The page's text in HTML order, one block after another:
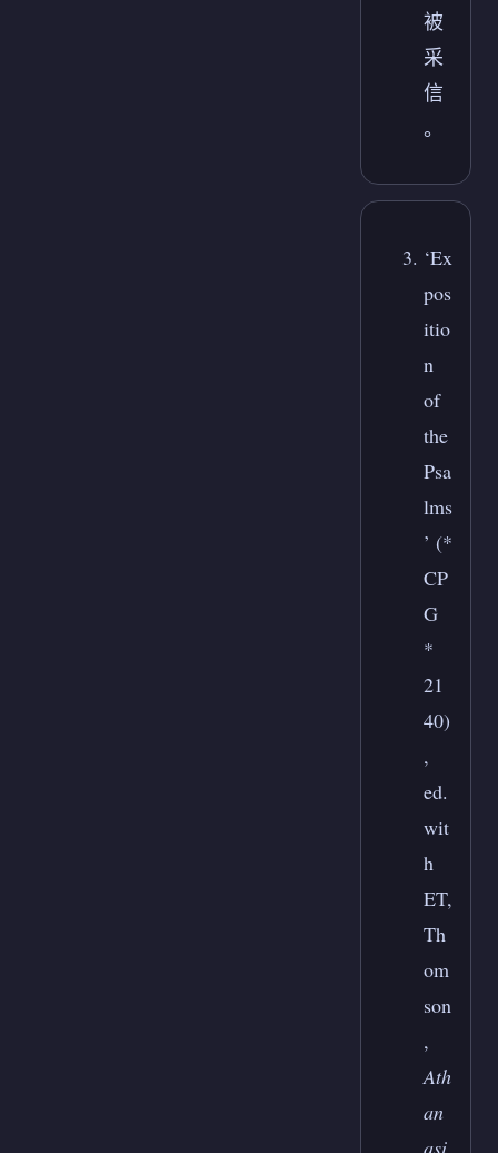
被
采
信
。
‘Ex
pos
itio
n
of
the
Psa
lms
’ (*
CP
G
*
21
40)
,
ed.
wit
h
ET,
Th
om
son
,
Ath
an
asi